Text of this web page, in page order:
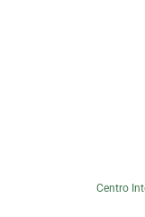
Centro